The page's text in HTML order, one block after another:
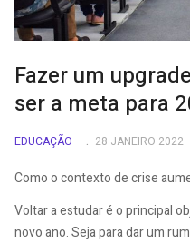
Fazer um
ser a meta para
EDUCAÇÃO 28 JANEIRO 2022
Como o contexto de crise
Voltar a estudar é o principal
novo ano. Seja para dar um